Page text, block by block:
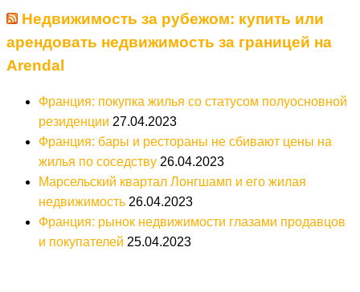
Недвижимость за рубежом: купить или
арендовать недвижимость за границей на
Arendal
Франция: покупка жилья со статусом полуосновной
резиденции 27.04.2023
Франция: бары и рестораны не сбивают цены на
жилья по соседству 26.04.2023
Марсельский квартал Лонгшамп и его жилая
недвижимость 26.04.2023
Франция: рынок недвижимости глазами продавцов
и покупателей 25.04.2023